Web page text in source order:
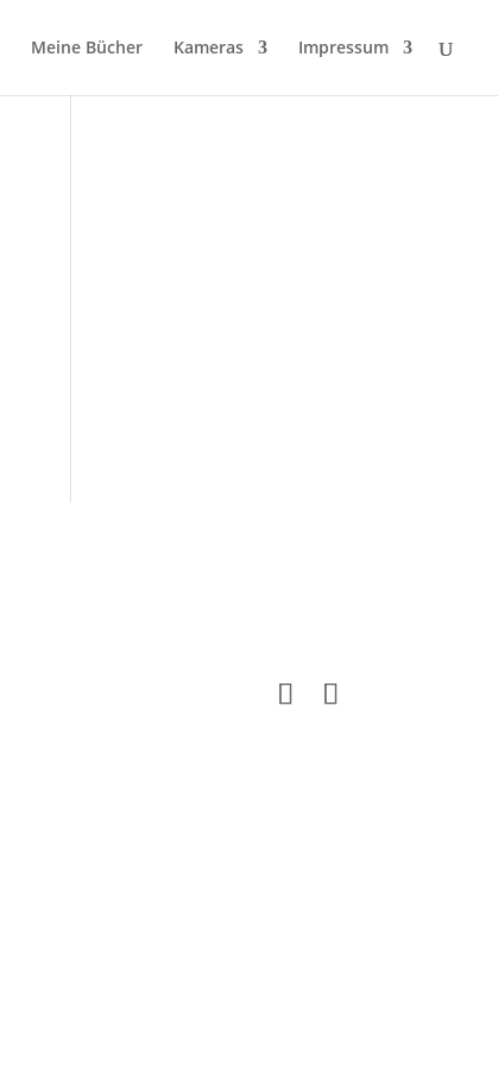
Meine Bücher Kameras Impressum